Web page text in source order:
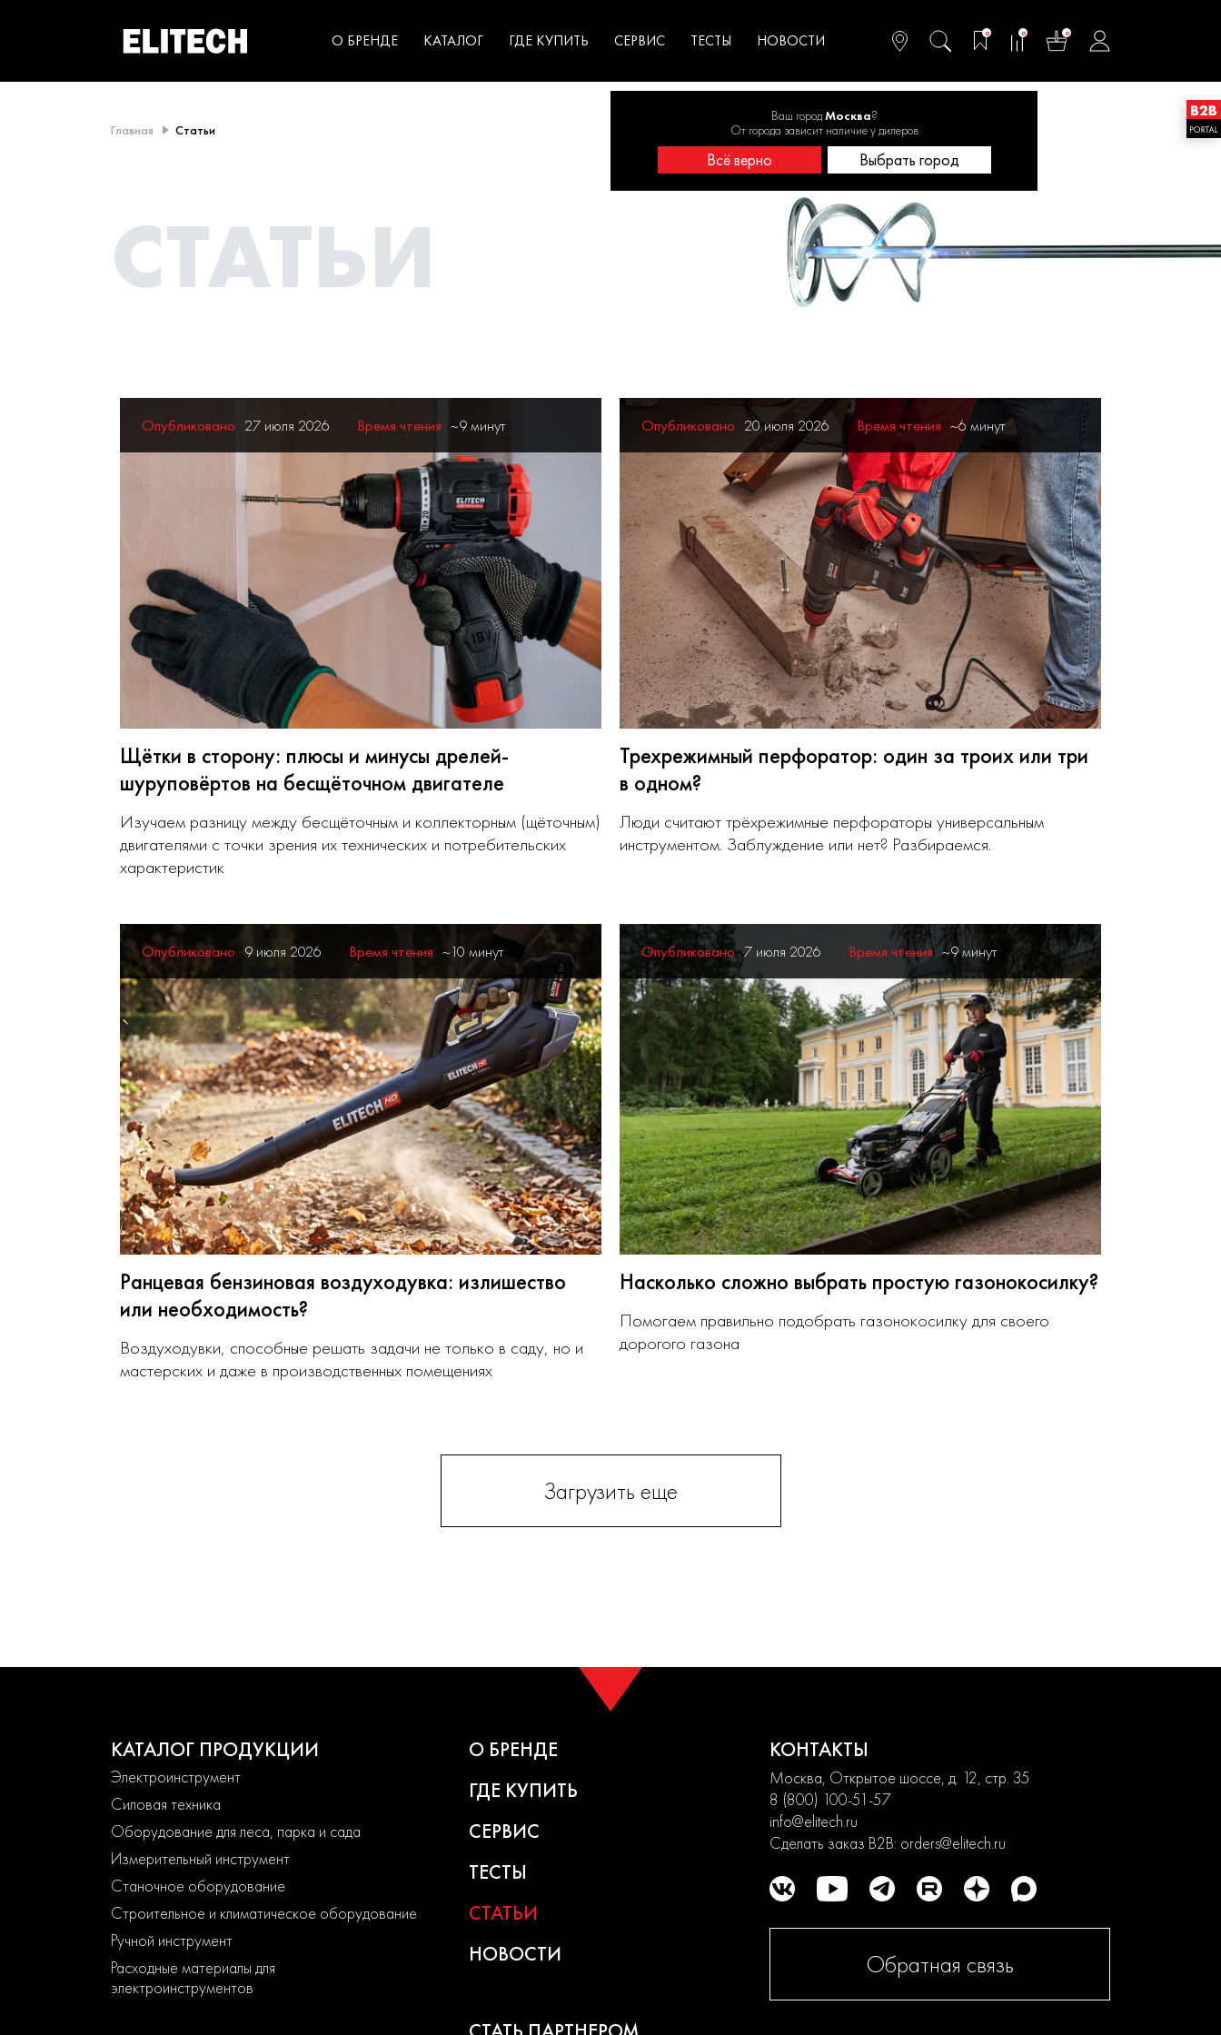
О БРЕНДЕ КАТАЛОГ садоводства
ГДЕ КУПИТЬ СЕРВИС ТЕСТЫ НОВОСТИ 0 0 0
Ваш городМосква?
От города зависит наличие у дилеров
Всё верно Выбрать город
Главная Статьи
СТАТЬИ
Опубликовано 27 июля 2026 Время чтения ~9 минут
Щётки в сторону: плюсы и минусы дрелей-
шуруповёртов на бесщёточном двигателе
Изучаем разницу между бесщёточным и коллекторным (щёточным)
двигателями с точки зрения их технических и потребительских
характеристик
Опубликовано 20 июля 2026 Время чтения ~6 минут
Трехрежимный перфоратор: один за троих или три
в одном?
Люди считают трёхрежимные перфораторы универсальным
инструментом. Заблуждение или нет? Разбираемся.
Опубликовано 9 июля 2026 Время чтения ~10 минут
Ранцевая бензиновая воздуходувка: излишество
или необходимость?
Воздуходувки, способные решать задачи не только в саду, но и
мастерских и даже в производственных помещениях
Опубликовано 7 июля 2026 Время чтения ~9 минут
Насколько сложно выбрать простую газонокосилку?
Помогаем правильно подобрать газонокосилку для своего
дорогого газона
Загрузить еще
КАТАЛОГ ПРОДУКЦИИ
Электроинструмент
Силовая техника
Оборудование для леса, парка и сада
Измерительный инструмент
Станочное оборудование
Строительное и климатическое оборудование
Ручной инструмент
Расходные материалы для
электроинструментов
О БРЕНДЕ
ГДЕ КУПИТЬ
СЕРВИС
ТЕСТЫ
СТАТЬИ
НОВОСТИ
КОНТАКТЫ
Москва, Открытое шоссе, д. 12, стр. 35
8 (800) 100-51-57
info@elitech.ru
Сделать заказ B2B: orders@elitech.ru
Обратная связь